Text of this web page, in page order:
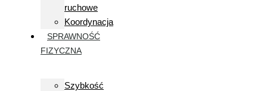
ruchowe
Koordynacja
SPRAWNOŚĆ
FIZYCZNA
Szybkość